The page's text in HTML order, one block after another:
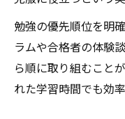
勉強の優先順位を明
ラムや合格者の体験
ら順に取り組むこと
れた学習時間でも効